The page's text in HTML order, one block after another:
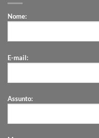
Nome:
E-mail:
Assunto: